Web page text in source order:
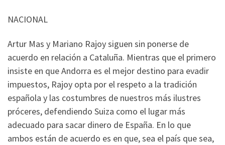
NACIONAL
Artur Mas y Mariano Rajoy siguen sin ponerse de
acuerdo en relación a Cataluña. Mientras que el primero
insiste en que Andorra es el mejor destino para evadir
impuestos, Rajoy opta por el respeto a la tradición
española y las costumbres de nuestros más ilustres
próceres, defendiendo Suiza como el lugar más
adecuado para sacar dinero de España. En lo que
ambos están de acuerdo es en que, sea el país que sea,